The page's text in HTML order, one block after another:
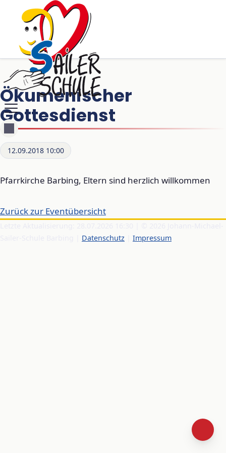
Ökumenischer
Gottesdienst
12.09.2018 10:00
Pfarrkirche Barbing, Eltern sind herzlich willkommen
Zurück zur Eventübersicht
Datenschutz Impressum